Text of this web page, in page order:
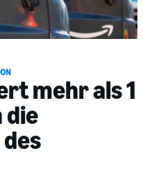
mehr als 1
die